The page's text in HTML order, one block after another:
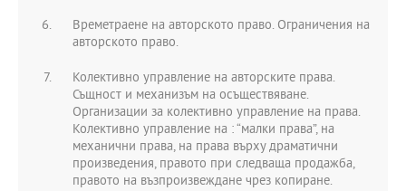
Времетраене на авторското право. Ограничения на
авторското право.
Колективно управление на авторските права.
Същност и механизъм на осъществяване.
Организации за колективно управление на права.
Колективно управление на : “малки права”, на
механични права, на права върху драматични
произведения, правото при следваща продажба,
правото на възпроизвеждане чрез копиране.